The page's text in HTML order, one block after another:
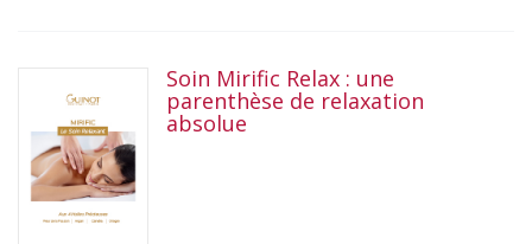
Soin Mirific Relax : une
parenthèse de relaxation
absolue